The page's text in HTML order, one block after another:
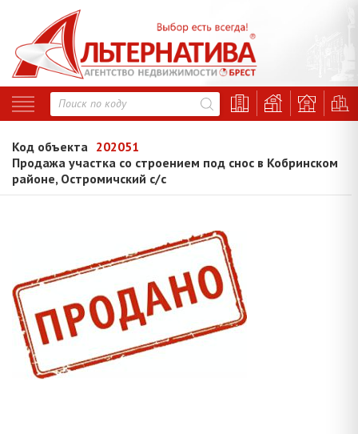
Код объекта 202051
Продажа участка со строением под снос в Кобринском
районе, Остромичский с/с